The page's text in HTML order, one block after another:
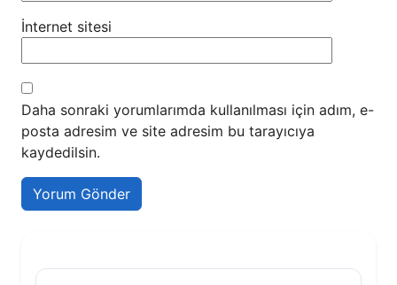
İnternet sitesi
Daha sonraki yorumlarımda kullanılması için adım, e-
posta adresim ve site adresim bu tarayıcıya
kaydedilsin.